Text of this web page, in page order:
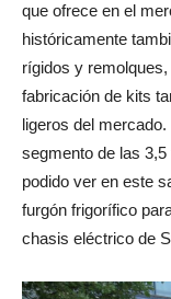
que ofrece en el
históricamente
rígidos y
fabricación de kits
ligeros del
segmento de las
podido ver en este
furgón frigorífico
chasis eléctrico de